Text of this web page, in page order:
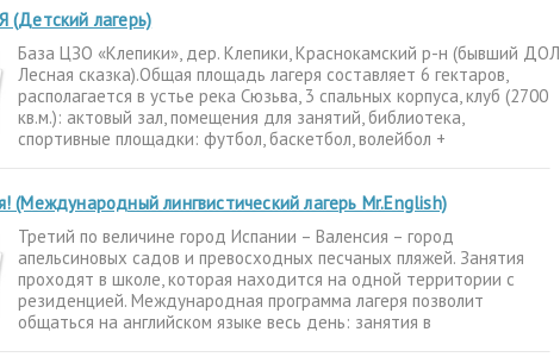
(Детский лагерь)
База ЦЗО «Клепики», дер. Клепики, Краснокамский р-н (бывший ДОЛ
Лесная сказка).Общая площадь лагеря составляет 6 гектаров,
располагается в устье река Сюзьва, 3 спальных корпуса, клуб (2700
кв.м.): актовый зал, помещения для занятий, библиотека,
спортивные площадки: футбол, баскетбол, волейбол +
(Международный лингвистический лагерь Mr.English)
Третий по величине город Испании – Валенсия – город
апельсиновых садов и превосходных песчаных пляжей. Занятия
проходят в школе, которая находится на одной территории с
резиденцией. Международная программа лагеря позволит
общаться на английском языке весь день: занятия в